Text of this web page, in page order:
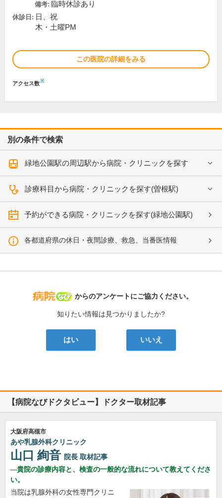
備考: 臨時休診あり
休診日: 日、祝
木・土曜PM
この医院の詳細をみる
アクセス数※
別の条件で検索
緑地公園駅の周辺駅から病院・クリニックを探す
診療科目から病院・クリニックを探す(曽根駅)
予約ができる病院・クリニックを探す(緑地公園駅)
各都道府県の休日・夜間診療、救急、当番医情報
病院なび
からのアンケートにご協力ください。
知りたい情報は見つかりましたか?
はい いいえ
【病院なびドクタビュー】ドクター取材記事
大阪府高槻市
あや乳腺外科クリニック
山口 絢音 院長 取材記事
貴院の診療内容と、検査の一般的な流れについて教えてくださ
い。
当院は乳腺外科の女性専門クリニ